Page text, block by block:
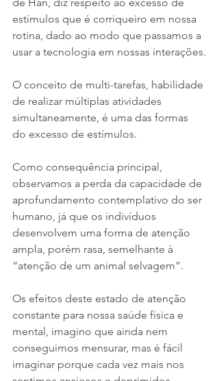
estímulos que é corriqueiro em nossa
rotina, dado ao modo que passamos a
usar a tecnologia em nossas interações.
O conceito de multi-tarefas, habilidade
de realizar múltiplas atividades
simultaneamente, é uma das formas
do excesso de estímulos.
Como consequência principal,
observamos a perda da capacidade de
aprofundamento contemplativo do ser
humano, já que os indivíduos
desenvolvem uma forma de atenção
ampla, porém rasa, semelhante à
“atenção de um animal selvagem”.
Os efeitos deste estado de atenção
constante para nossa saúde física e
mental, imagino que ainda nem
conseguimos mensurar, mas é fácil
imaginar porque cada vez mais nos